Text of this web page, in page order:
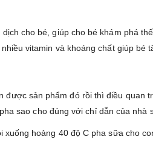
cho bé, giúp cho bé khám phá
vitamin và khoáng chất giúp bé
sản phẩm đó rồi thì điều quan
sao cho đúng với chỉ dẫn của nhà
hoảng 40 độ C pha sữa cho